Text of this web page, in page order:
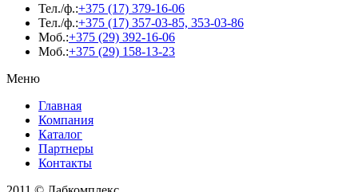
Тел./ф.:+375 (17) 379-16-06
Тел./ф.:+375 (17) 357-03-85, 353-03-86
Моб.:+375 (29) 392-16-06
Моб.:+375 (29) 158-13-23
Меню
Главная
Компания
Каталог
Партнеры
Контакты